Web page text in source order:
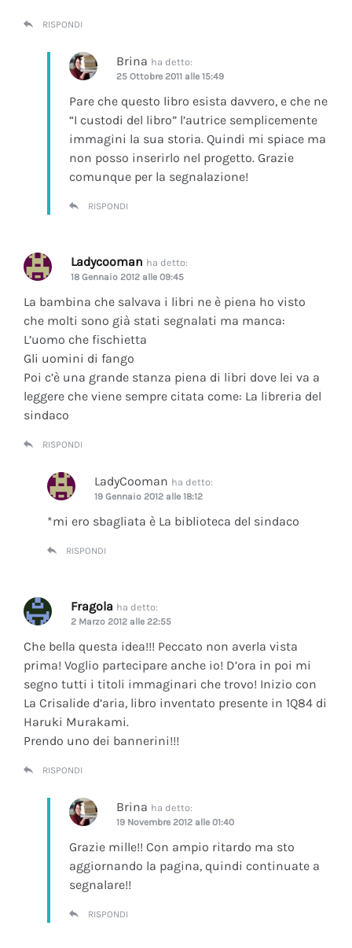
RISPONDI
Brina ha detto:
25 Ottobre 2011 alle 15:49
Pare che questo libro esista davvero, e che ne
“I custodi del libro” l’autrice semplicemente
immagini la sua storia. Quindi mi spiace ma
non posso inserirlo nel progetto. Grazie
comunque per la segnalazione!
RISPONDI
Ladycooman ha detto:
18 Gennaio 2012 alle 09:45
La bambina che salvava i libri ne è piena ho visto
che molti sono già stati segnalati ma manca:
L’uomo che fischietta
Gli uomini di fango
Poi c’è una grande stanza piena di libri dove lei va a
leggere che viene sempre citata come: La libreria del
sindaco
RISPONDI
LadyCooman ha detto:
19 Gennaio 2012 alle 18:12
*mi ero sbagliata è La biblioteca del sindaco
RISPONDI
Fragola ha detto:
2 Marzo 2012 alle 22:55
Che bella questa idea!!! Peccato non averla vista
prima! Voglio partecipare anche io! D’ora in poi mi
segno tutti i titoli immaginari che trovo! Inizio con
La Crisalide d’aria, libro inventato presente in 1Q84 di
Haruki Murakami.
Prendo uno dei bannerini!!!
RISPONDI
Brina ha detto:
19 Novembre 2012 alle 01:40
Grazie mille!! Con ampio ritardo ma sto
aggiornando la pagina, quindi continuate a
segnalare!!
RISPONDI